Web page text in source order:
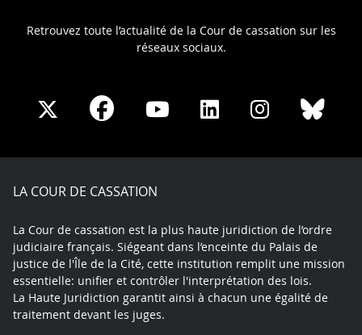
Retrouvez toute l’actualité de la Cour de cassation sur les
réseaux sociaux.
Share
X
Share
Facebook
Share
Youtube
Share
LinkedIn
Share
Instagram
LA COUR DE CASSATION
La Cour de cassation est la plus haute juridiction de l’ordre
judiciaire français. Siégeant dans l’enceinte du Palais de
justice de l'Île de la Cité, cette institution remplit une mission
essentielle: unifier et contrôler l'interprétation des lois.
La Haute Juridiction garantit ainsi à chacun une égalité de
traitement devant les juges.